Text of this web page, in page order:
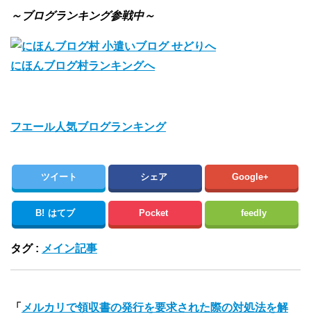
～ブログランキング参戦中～
にほんブログ村ランキングへ
フエール人気ブログランキング
ツイート シェア Google+
B! はてブ Pocket feedly
タグ : メイン記事
「 メルカリで領収書の発行を要求された際の対処法を解